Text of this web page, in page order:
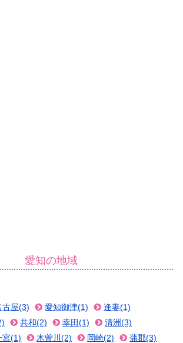
愛知の地域
古屋(3) 愛知御津(1)
逢妻(1)
共和(2) 幸田(1)
清洲(3)
宮(1) 木曽川(2) 岡崎(2)
蒲郡(3)